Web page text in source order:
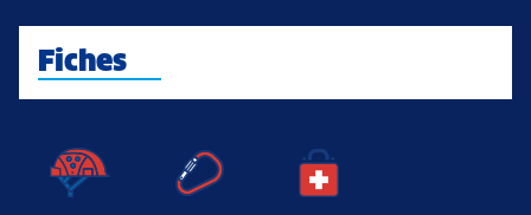
Fiches